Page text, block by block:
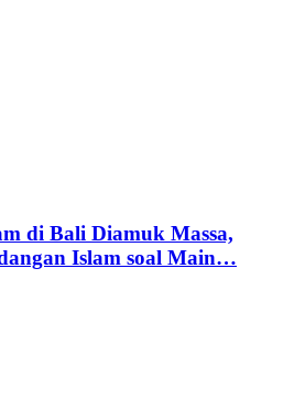
di Bali Diamuk Massa,
Islam soal Main…